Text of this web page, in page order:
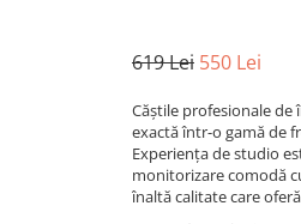
619 Lei 550 Lei
Căștile profesionale
exactă într-o gamă de
Experiența de studio
monitorizare comodă
înaltă calitate care